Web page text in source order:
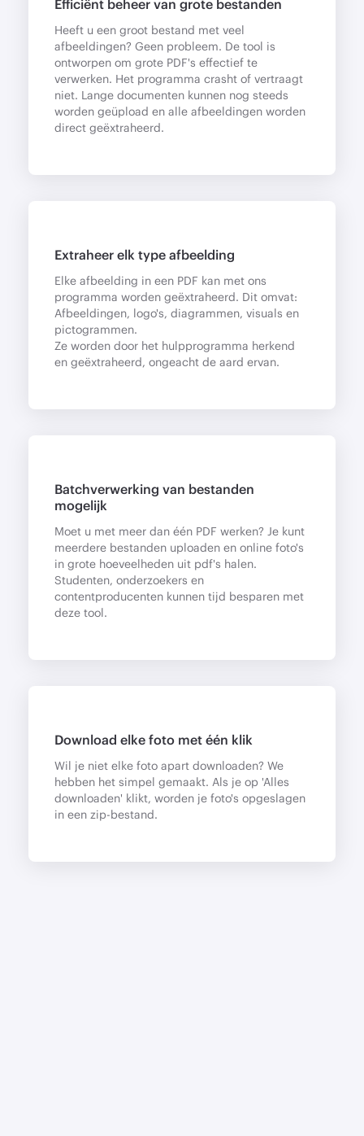
Efficiënt beheer van grote bestanden
Heeft u een groot bestand met veel
afbeeldingen? Geen probleem. De tool is
ontworpen om grote PDF's effectief te
verwerken. Het programma crasht of vertraagt ​​
niet. Lange documenten kunnen nog steeds
worden geüpload en alle afbeeldingen worden
direct geëxtraheerd.
Extraheer elk type afbeelding
Elke afbeelding in een PDF kan met ons
programma worden geëxtraheerd. Dit omvat:
Afbeeldingen, logo's, diagrammen, visuals en
pictogrammen.
Ze worden door het hulpprogramma herkend
en geëxtraheerd, ongeacht de aard ervan.
Batchverwerking van bestanden
mogelijk
Moet u met meer dan één PDF werken? Je kunt
meerdere bestanden uploaden en online foto's
in grote hoeveelheden uit pdf's halen.
Studenten, onderzoekers en
contentproducenten kunnen tijd besparen met
deze tool.
Download elke foto met één klik
Wil je niet elke foto apart downloaden? We
hebben het simpel gemaakt. Als je op 'Alles
downloaden' klikt, worden je foto's opgeslagen
in een zip-bestand.